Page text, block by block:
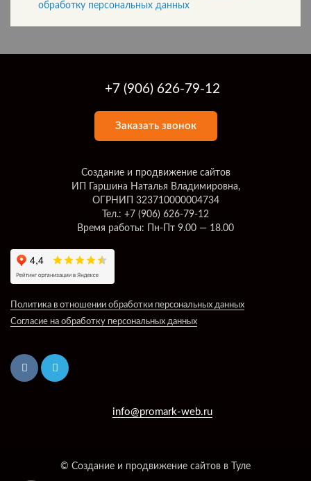
обработку персональных данных
+7 (906) 626-79-12
Заказать звонок
Создание и продвижение сайтов
ИП Гаршина Наталья Владимировна,
ОГРНИП 323710000004734
Тел.: +7 (906) 626-79-12
Время работы: Пн-Пт 9.00 — 18.00
Политика в отношении обработки персональных данных
Согласие на обработку персональных данных
info@promark-web.ru
© Создание и продвижение сайтов в Туле